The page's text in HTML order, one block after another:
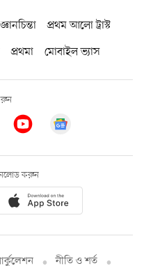
প্রথম আলো ট্রাস্ট
প্রথমা মোবাইল ভ্যাস
করুন
নীতি ও শর্ত